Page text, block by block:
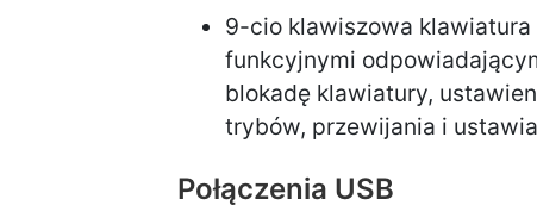
9-cio klawiszowa
funkcyjnymi
blokadę klawiatury,
trybów, przewijania i
Połączenia USB